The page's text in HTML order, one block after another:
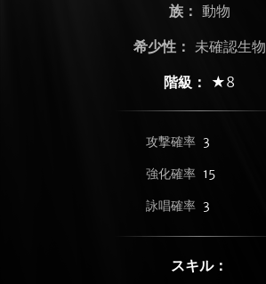
族： 動物
希少性： 未確認生物
階級：
★8
攻撃確率 3
強化確率 15
詠唱確率 3
スキル：